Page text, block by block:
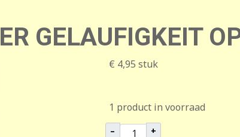
GELAUFIGKEIT
€ 4,95 stuk
1 product in voorraad
– +